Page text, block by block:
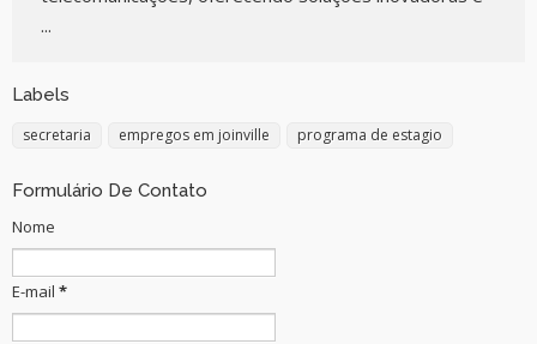
...
Labels
secretaria empregos em joinville programa de estagio
Formulário De Contato
Nome
E-mail *